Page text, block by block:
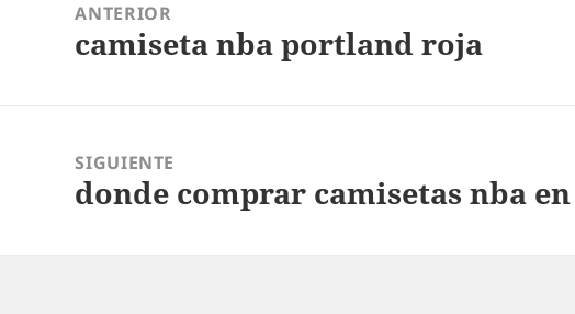
entradas
ANTERIOR
Entrada
camiseta nba portland roja
SIGUIENTE
Entrada
donde comprar camisetas nba